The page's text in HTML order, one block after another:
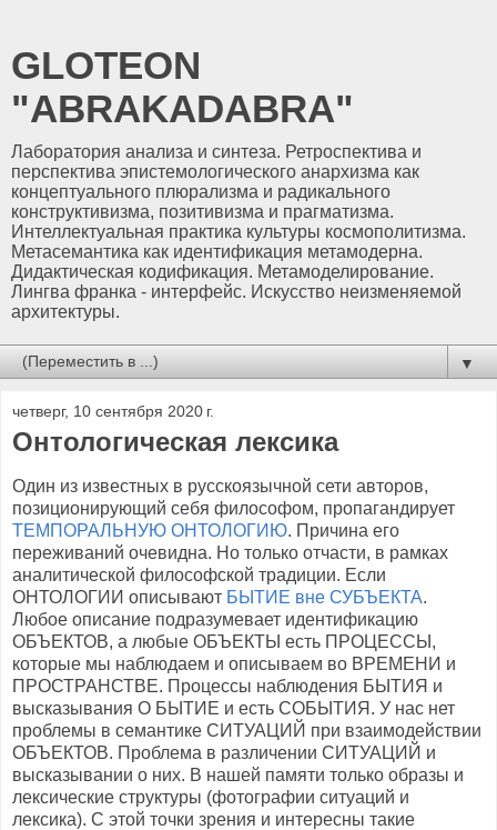
GLOTEON
"ABRAKADABRA"
Лаборатория анализа и синтеза. Ретроспектива и
перспектива эпистемологического анархизма как
концептуального плюрализма и радикального
конструктивизма, позитивизма и прагматизма.
Интеллектуальная практика культуры космополитизма.
Метасемантика как идентификация метамодерна.
Дидактическая кодификация. Метамоделирование.
Лингва франка - интерфейс. Искусство неизменяемой
архитектуры.
▼
четверг, 10 сентября 2020 г.
Онтологическая лексика
Один из известных в русскоязычной сети авторов,
позиционирующий себя философом, пропагандирует
ТЕМПОРАЛЬНУЮ ОНТОЛОГИЮ. Причина его
переживаний очевидна. Но только отчасти, в рамках
аналитической философской традиции. Если
ОНТОЛОГИИ описывают БЫТИЕ вне СУБЪЕКТА.
Любое описание подразумевает идентификацию
ОБЪЕКТОВ, а любые ОБЪЕКТЫ есть ПРОЦЕССЫ,
которые мы наблюдаем и описываем во ВРЕМЕНИ и
ПРОСТРАНСТВЕ. Процессы наблюдения БЫТИЯ и
высказывания О БЫТИЕ и есть СОБЫТИЯ. У нас нет
проблемы в семантике СИТУАЦИЙ при взаимодействии
ОБЪЕКТОВ. Проблема в различении СИТУАЦИЙ и
высказывании о них. В нашей памяти только образы и
лексические структуры (фотографии ситуаций и
лексика). С этой точки зрения и интересны такие